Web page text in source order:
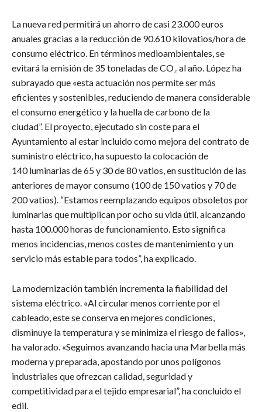
La nueva red permitirá un ahorro de casi 23.000 euros
anuales gracias a la reducción de 90.610 kilovatios/hora de
consumo eléctrico. En términos medioambientales, se
evitará la emisión de 35 toneladas de CO₂ al año. López ha
subrayado que «esta actuación nos permite ser más
eficientes y sostenibles, reduciendo de manera considerable
el consumo energético y la huella de carbono de la
ciudad”. El proyecto, ejecutado sin coste para el
Ayuntamiento al estar incluido como mejora del contrato de
suministro eléctrico, ha supuesto la colocación de
140 luminarias de 65 y 30 de 80 vatios, en sustitución de las
anteriores de mayor consumo (100 de 150 vatios y 70 de
200 vatios). “Estamos reemplazando equipos obsoletos por
luminarias que multiplican por ocho su vida útil, alcanzando
hasta 100.000 horas de funcionamiento. Esto significa
menos incidencias, menos costes de mantenimiento y un
servicio más estable para todos”, ha explicado.
La modernización también incrementa la fiabilidad del
sistema eléctrico. «Al circular menos corriente por el
cableado, este se conserva en mejores condiciones,
disminuye la temperatura y se minimiza el riesgo de fallos»,
ha valorado. «Seguimos avanzando hacia una Marbella más
moderna y preparada, apostando por unos polígonos
industriales que ofrezcan calidad, seguridad y
competitividad para el tejido empresarial”, ha concluido el
edil.